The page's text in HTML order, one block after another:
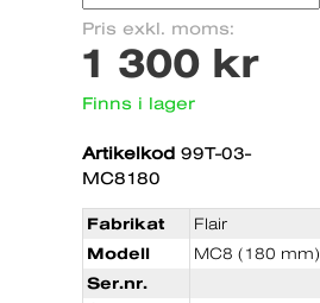
Pris exkl. moms:
1 300 kr
Finns i lager
Artikelkod 99T-03-
MC8180
Fabrikat Flair
Modell
MC8 (180 mm)
Ser.nr.